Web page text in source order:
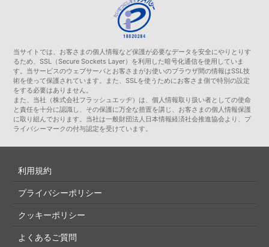
当サイトでは、お客さまの個人情報など保護が必要なデータを安全にやりとりす
るため、SSL（Secure Sockets Layer）を利用した暗号化通信を使用していま
す。当サービスのウェブサーバとお客さまがお使いのブラウザ間の情報はSSL技
術を使って保護されています。また、SSLを使うためにお客さま側で特別の設定
をする必要はありません。
また、当社（株式会社フラッシュエッヂ）は、個人情報取り扱い者としての使命
と責任を十分に認識し、その保護に万全な措置を講じ、お客さまの個人情報保護
に取り組んでおります。当社は一般財団法人日本情報経済社会推進協会より、プ
ライバシーマークの付与認定を受けています。
利用規約
プライバシーポリシー
クッキーポリシー
よくあるご質問